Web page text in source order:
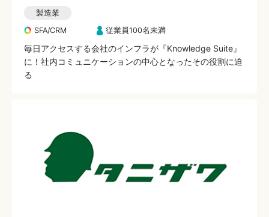
製造業
SFA/CRM
従業員100名未満
毎日アクセスする会社のインフラが『Knowledge Suite』
に！社内コミュニケーションの中心となったその役割に迫
る